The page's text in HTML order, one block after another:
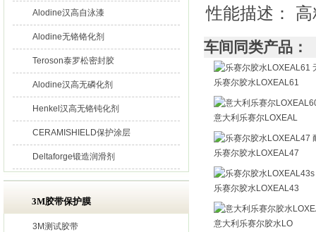
Alodine汉高自泳漆
Alodine无铬铬化剂
Teroson泰罗松密封胶
Alodine汉高无磷化剂
Henkel汉高无铬钝化剂
CERAMISHIELD保护涂层
Deltaforge锻造润滑剂
3M胶带保护膜
3M测试胶带
性能描述：
车间同类产品：
乐赛尔胶水LOXEAL61
意大利乐赛尔LOXEAL
乐赛尔胶水LOXEAL47
乐赛尔胶水LOXEAL43
意大利乐赛尔胶水LO